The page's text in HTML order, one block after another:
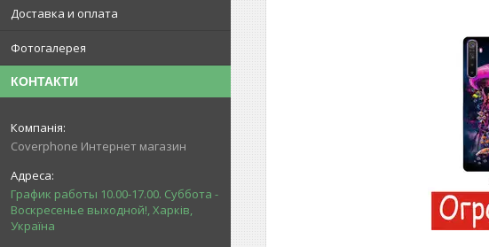
Доставка и оплата
Фотогалерея
КОНТАКТИ
Coverphone Интернет магазин
График работы 10.00-17.00. Суббота -
Воскресенье выходной!, Харків,
Україна